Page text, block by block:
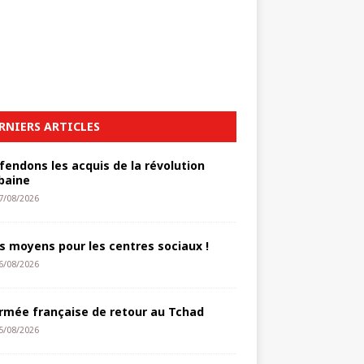
ARTICLES
les acquis de la révolution
08/2026
moyens pour les centres sociaux !
08/2026
française de retour au Tchad
08/2026